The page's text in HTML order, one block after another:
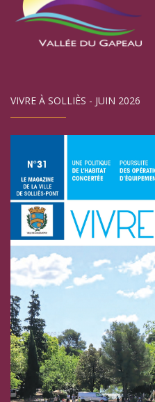
VIVRE À SOLLIÈS - JUIN 2026